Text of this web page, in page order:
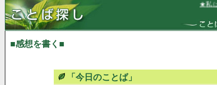
★私は
■感想を書く■
「今日のことば」